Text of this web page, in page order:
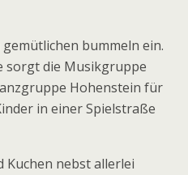
bummeln ein.
sorgt die Musikgruppe
Hohenstein für
in einer Spielstraße
Kuchen nebst allerlei